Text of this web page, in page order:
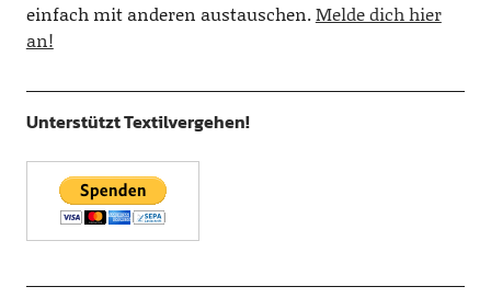
einfach mit anderen austauschen.Melde dich hier
an!
Unterstützt Textilvergehen!